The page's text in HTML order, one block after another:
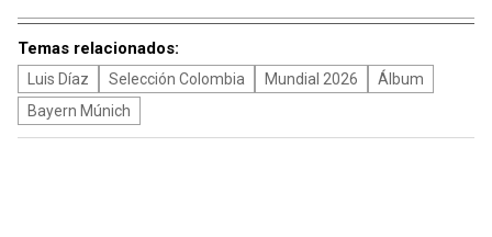
Temas relacionados:
Luis Díaz Selección Colombia Mundial 2026
Álbum
Bayern Múnich